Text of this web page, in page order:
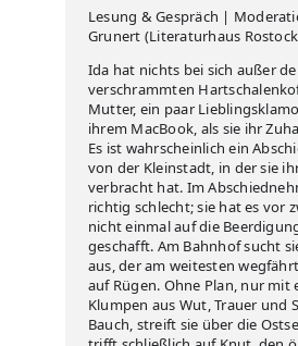
Lesung & Gespräch |
Grunert (Literaturhaus
Ida hat nichts bei sich außer
verschrammten
Mutter, ein paar
ihrem MacBook, als sie ihr
Es ist wahrscheinlich ein
von der Kleinstadt, in der sie
verbracht hat. Im
richtig schlecht; sie hat es vor
nicht einmal auf die
geschafft. Am Bahnhof sucht
aus, der am weitesten
auf Rügen. Ohne Plan, nur mit
Klumpen aus Wut, Trauer und
Bauch, streift sie über die